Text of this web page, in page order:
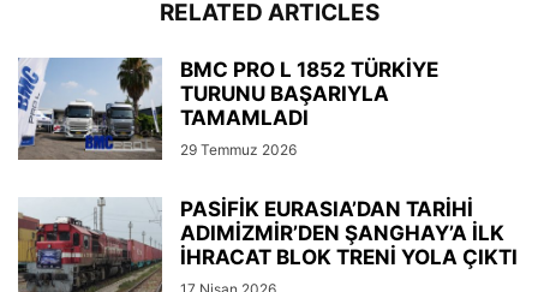
RELATED ARTICLES
BMC PRO L 1852 TÜRKİYE
TURUNU BAŞARIYLA
TAMAMLADI
29 Temmuz 2026
PASİFİK EURASIA’DAN TARİHİ
ADIMİZMİR’DEN ŞANGHAY’A İLK
İHRACAT BLOK TRENİ YOLA ÇIKTI